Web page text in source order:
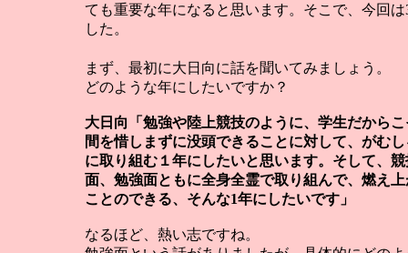
ても重要な年になると思います。そこで、今回
した。
まず、最初に大日向に話を聞いてみましょう。
どのような年にしたいですか？
大日向「勉強や陸上競技のように、学生だから
間を惜しまずに没頭できることに対して、がむ
に取り組む１年にしたいと思います。そして、競
面、勉強面ともに全身全霊で取り組んで、燃え
ことのできる、そんな1年にしたいです」
なるほど、熱い志ですね。